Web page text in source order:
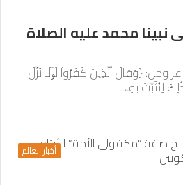
نبينا محمد عليه الصلاة
وجل: {وَقَالَ ٱلَّذِينَ كَفَرُواْ لَوۡلَا نُزِّلَ
لِنُثَبِّتَ بِهِۦ…
أخبار العالم